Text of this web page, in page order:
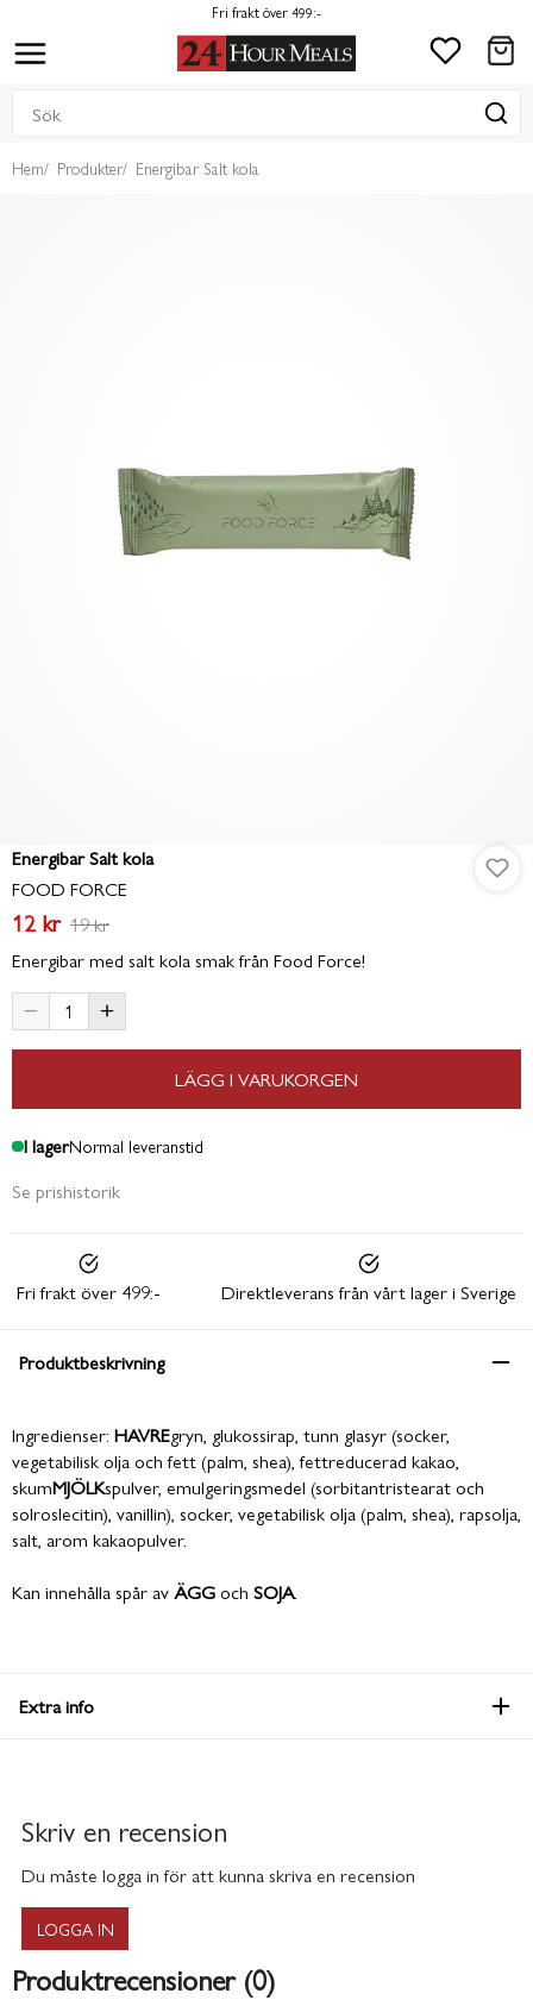
Fri frakt över 499:-
Hem Produkter Energibar Salt kola
Energibar Salt kola
FOOD FORCE
12 kr 19 kr
Energibar med salt kola smak från Food Force!
LÄGG I VARUKORGEN
I lagerNormal leveranstid
Se prishistorik
Fri frakt över 499:- Direktleverans från vårt lager i Sverige
Produktbeskrivning
Ingredienser: HAVREgryn, glukossirap, tunn glasyr (socker,
vegetabilisk olja och fett (palm, shea), fettreducerad kakao,
skumMJÖLKspulver, emulgeringsmedel (sorbitantristearat och
solroslecitin), vanillin), socker, vegetabilisk olja (palm, shea), rapsolja,
salt, arom kakaopulver.
Kan innehålla spår avÄGGoch SOJA.
Extra info
Produktrecensioner (0)
Skriv en recension
Du måste logga in för att kunna skriva en recension
LOGGA IN